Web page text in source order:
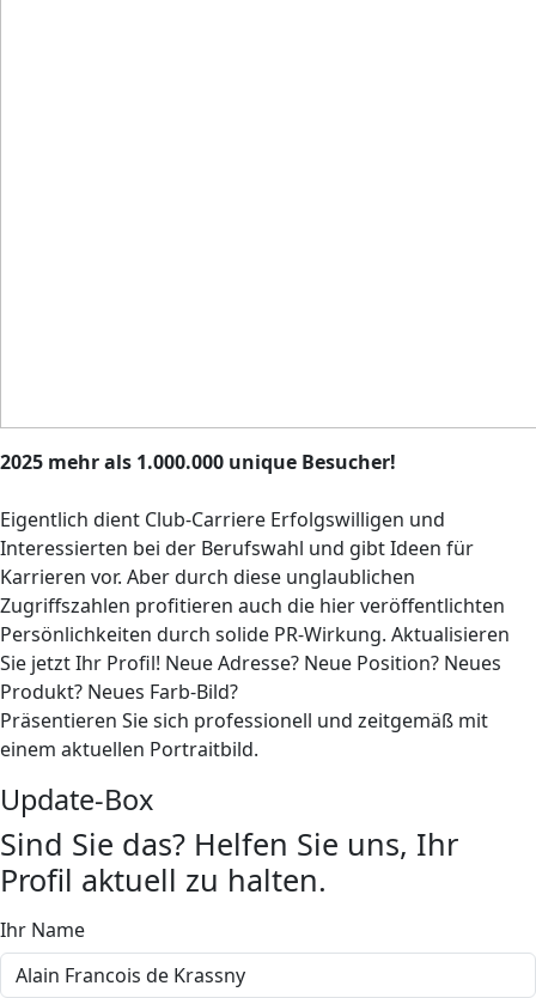
2025 mehr als 1.000.000 unique Besucher!
Eigentlich dient Club-Carriere Erfolgswilligen und
Interessierten bei der Berufswahl und gibt Ideen für
Karrieren vor. Aber durch diese unglaublichen
Zugriffszahlen profitieren auch die hier veröffentlichten
Persönlichkeiten durch solide PR-Wirkung. Aktualisieren
Sie jetzt Ihr Profil! Neue Adresse? Neue Position? Neues
Produkt? Neues Farb-Bild?
Präsentieren Sie sich professionell und zeitgemäß mit
einem aktuellen Portraitbild.
Update-Box
Sind Sie das? Helfen Sie uns, Ihr
Profil aktuell zu halten.
Ihr Name